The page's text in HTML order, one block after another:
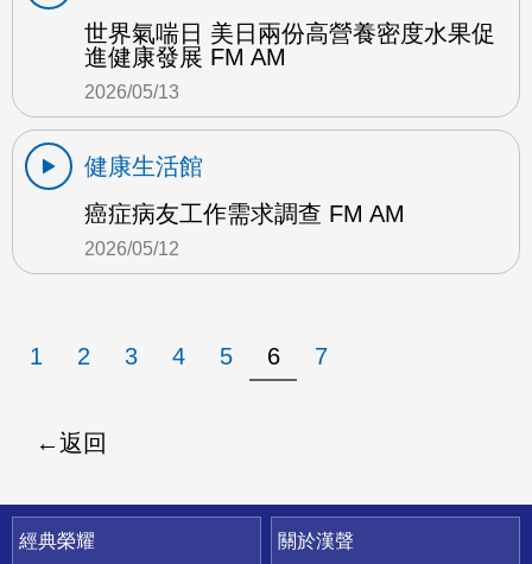
世界氣喘日 美日兩份高營養密度水果促
進健康發展 FM AM
2026/05/13
健康生活館
癌症病友工作需求調查 FM AM
2026/05/12
1 2 3 4 5 6 7
返回
快速連結
經典榮耀
關於漢聲